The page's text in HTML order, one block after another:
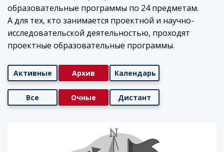
образовательные программы по 24 предметам.
А для тех, кто занимается проектной и научно-
исследовательской деятельностью, проходят
проектные образовательные программы.
Активные Архив Календарь
Все Очные Дистант